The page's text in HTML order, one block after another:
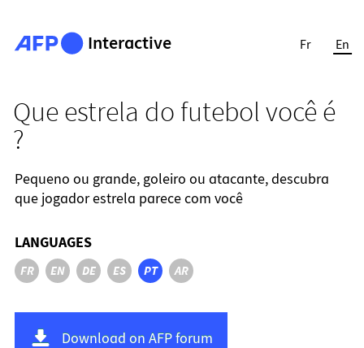
Interactive Fr En
Que estrela do futebol você é
?
Pequeno ou grande, goleiro ou atacante, descubra
que jogador estrela parece com você
LANGUAGES
FR EN DE ES PT AR
Download on AFP forum